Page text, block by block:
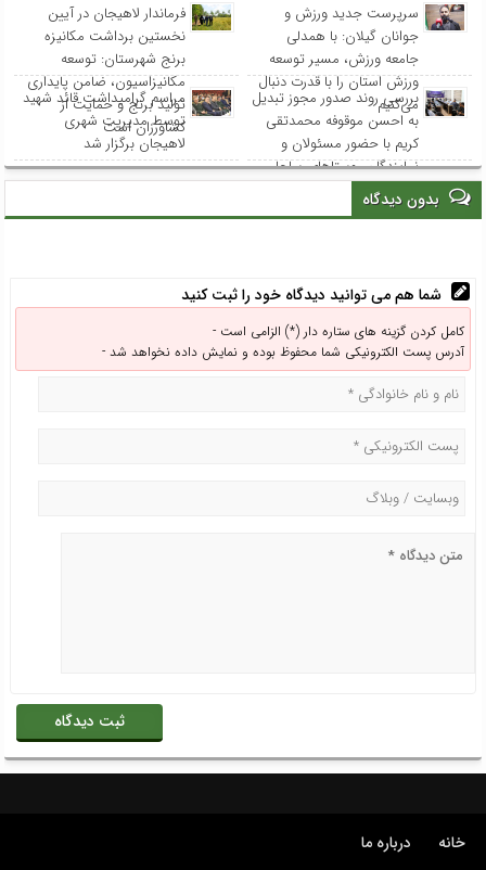
سرپرست جدید ورزش و
جوانان گیلان: با همدلی
جامعه ورزش، مسیر توسعه
ورزش استان را با قدرت دنبال
می‌کنیم
فرماندار لاهیجان در آیین
نخستین برداشت مکانیزه
برنج شهرستان: توسعه
مکانیزاسیون، ضامن پایداری
تولید برنج و حمایت از
کشاورزان است
بررسی روند صدور مجوز تبدیل
به احسن موقوفه محمدتقی
کریم با حضور مسئولان و
نمایندگان روستاهای ساحلی
مراسم گرامیداشت قائد شهید
توسط مدیریت شهری
لاهیجان برگزار شد
بدون دیدگاه
شما هم می توانید دیدگاه خود را ثبت کنید
کامل کردن گزینه های ستاره دار (*) الزامی است -
آدرس پست الکترونیکی شما محفوظ بوده و نمایش داده نخواهد شد -
خانه درباره ما